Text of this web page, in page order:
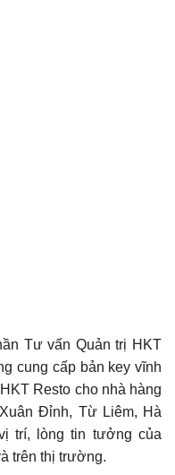
Tư vấn Quản trị HKT
cung cấp bản key vĩnh
Resto cho nhà hàng
Đỉnh, Từ Liêm, Hà
trí, lòng tin tưởng của
trên thị trường.